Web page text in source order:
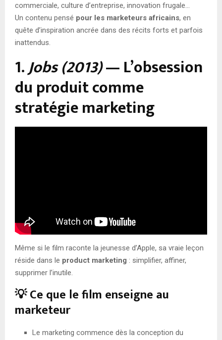
commerciale, culture d’entreprise, innovation frugale…
Un contenu pensé pour les marketeurs africains, en
quête d’inspiration ancrée dans des récits forts et parfois
inattendus.
1.Jobs (2013)— L’obsession
du produit comme
stratégie marketing
Même si le film raconte la jeunesse d’Apple, sa vraie leçon
réside dans le product marketing : simplifier, affiner,
supprimer l’inutile.
💡 Ce que le film enseigne au
marketeur
Le marketing commence dès la conception du